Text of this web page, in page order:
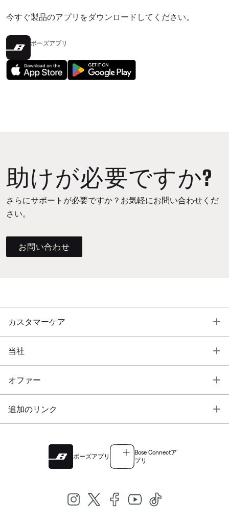
今すぐ製品のアプリをダウンロードしてください。
ボーズアプリ
助けが必要ですか?
さらにサポートが必要ですか？お気軽にお問い合わせくだ
さい。
お問い合わせ
カスタマーケア
当社
オファー
追加のリンク
ボーズアプリ
Bose Connectア
プリ